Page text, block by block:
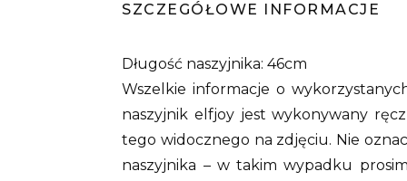
SZCZEGÓŁOWE INFORMACJE
Długość naszyjnika: 46cm
Wszelkie informacje o
naszyjnik elfjoy jest wykonywany
tego widocznego na zdjęciu. Nie
naszyjnika – w takim wypadku